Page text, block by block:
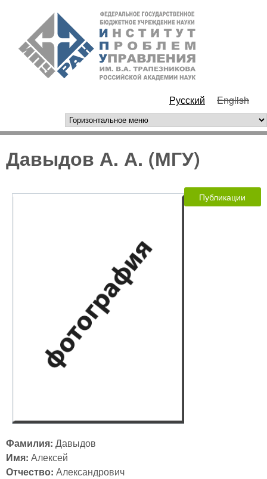
Перейти к основному
содержанию
РАН
Русский English
горизонтальное меню
Давыдов А. А. (МГУ)
Публикации
Фамилия: Давыдов
Имя: Алексей
Отчество: Александрович